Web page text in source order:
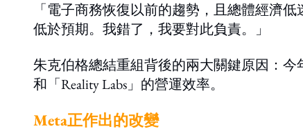
「電子商務恢復以前的趨勢，且總體經濟
低於預期。我錯了，我要對此負責。」
朱克伯格總結重組背後的兩大關鍵原因：今
和「Reality Labs」的營運效率。
Meta正作出的改變